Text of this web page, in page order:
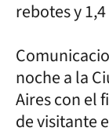
rebotes y
noche a la
Aires con el
de visitante